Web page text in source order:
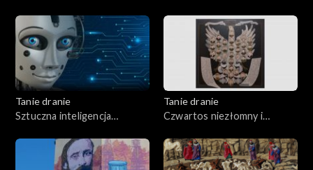
Tanie dranie
Sztuczna inteligencja
Tanie dranie
Czwartos niezłomny i